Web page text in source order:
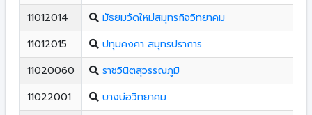
11012014
มัธยมวัดใหม่สมุทรกิจวิทยาคม
11012015
ปทุมคงคา สมุทรปราการ
11020060
ราชวินิตสุวรรณภูมิ
11022001
บางบ่อวิทยาคม